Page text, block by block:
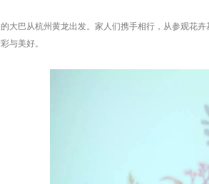
大巴从杭州黄龙出发。家人们携手相行，从参观花
与美好。